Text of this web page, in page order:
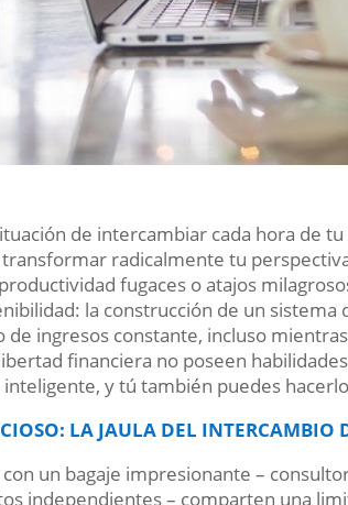
de intercambiar cada hora de
radicalmente tu
fugaces o atajos
la construcción de un
ingresos constante, incluso
financiera no poseen
y tú también puedes
LA JAULA DEL INTERCAMBIO
un bagaje impresionante –
independientes – comparten una